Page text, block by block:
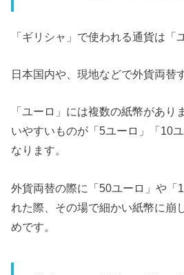
「ギリシャ」で使われる通貨は「
日本国内や、現地などで外貨両替
「ユーロ」には複数の紙幣があり
いやすいものが「5ユーロ」「10
なります。
外貨両替の際に「50ユーロ」や「
れた際、その場で細かい紙幣に崩
めです。